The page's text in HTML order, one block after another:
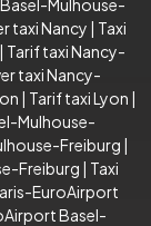
taxi Nancy | Taxi
| Tarif taxi Nancy-
taxi Nancy-
| Tarif taxi Lyon |
Mulhouse-
Freiburg |
Freiburg | Taxi
EuroAirport
Basel-